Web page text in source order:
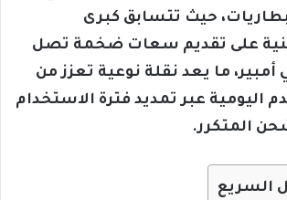
حيث تتسابق كبرى
على تقديم سعات ضخمة تصل
ميلي أمبير، ما يعد نقلة نوعية تعزز من
اليومية عبر تمديد فترة الاستخدام
المتكرر.
السريع